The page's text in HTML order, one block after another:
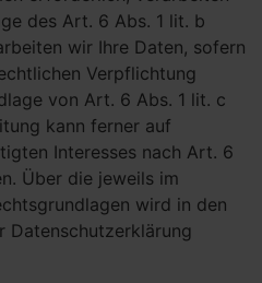
des Art. 6 Abs. 1 lit. b
wir Ihre Daten, sofern
Verpflichtung
von Art. 6 Abs. 1 lit. c
kann ferner auf
Interesses nach Art. 6
Über die jeweils im
wird in den
Datenschutzerklärung